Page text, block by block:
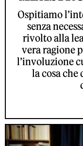
Ospitiamo
senza
rivolto alla
vera ragione
l’involuzione
la cosa che